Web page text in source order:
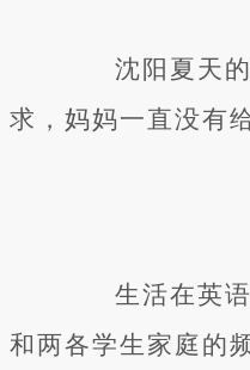
沈阳夏天的
求，妈妈一直没有
生活在英语
和两各学生家庭的